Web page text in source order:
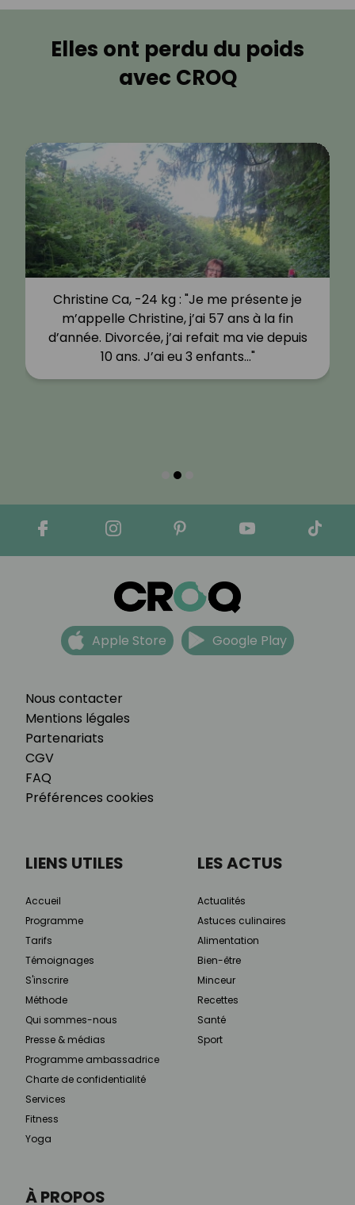
Elles ont perdu du poids
avec CROQ
Christine Ca, -24 kg : "Je me présente je
m’appelle Christine, j’ai 57 ans à la fin
d’année. Divorcée, j’ai refait ma vie depuis
10 ans. J’ai eu 3 enfants…"
Nous contacter
Mentions légales
Partenariats
CGV
FAQ
Préférences cookies
Apple Store Google Play
À PROPOS
LIENS UTILES
Accueil
Programme
Tarifs
Témoignages
S'inscrire
Méthode
Qui sommes-nous
Presse & médias
Programme ambassadrice
Charte de confidentialité
Services
Fitness
Yoga
LES ACTUS
Actualités
Astuces culinaires
Alimentation
Bien-être
Minceur
Recettes
Santé
Sport